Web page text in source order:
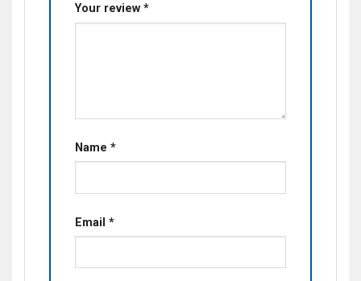
Your review *
Name *
Email *